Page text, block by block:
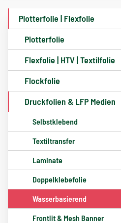
Plotterfolie | Flexfolie
Plotterfolie
Flexfolie | HTV | Textilfolie
Flockfolie
Druckfolien & LFP Medien
Selbstklebend
Textiltransfer
Laminate
Doppelklebefolie
Wasserbasierend
Frontlit & Mesh Banner